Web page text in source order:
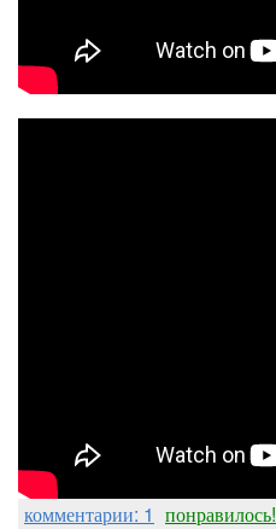
комментарии: 1 понравилось!